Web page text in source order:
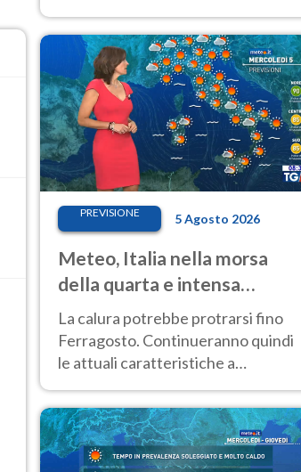
calore. Nessun cambiamento fino
Ferragosto
PREVISIONE 5 Agosto 2026
Meteo, Italia nella morsa
della quarta e intensa
ondata di caldo
La calura potrebbe protrarsi fino
Ferragosto. Continueranno quindi
le attuali caratteristiche a
caldo estremo e temporali di calore